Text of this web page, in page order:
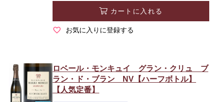
カートに入れる
お気に入りに登録する
ロベール・モンキュイ グラン・クリュ ブ
ラン・ド・ブラン NV【ハーフボトル】
【人気定番】